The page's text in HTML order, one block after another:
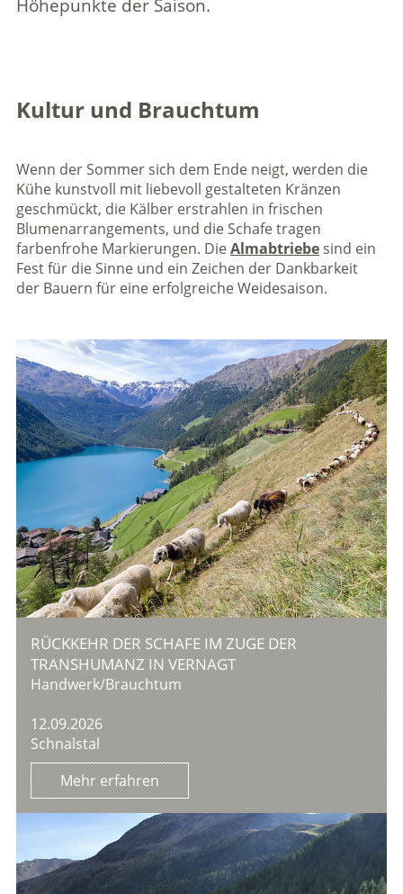
Höhepunkte der Saison.
Kultur und Brauchtum
Wenn der Sommer sich dem Ende neigt, werden die
Kühe kunstvoll mit liebevoll gestalteten Kränzen
geschmückt, die Kälber erstrahlen in frischen
Blumenarrangements, und die Schafe tragen
farbenfrohe Markierungen. DieAlmabtriebesind ein
Fest für die Sinne und ein Zeichen der Dankbarkeit
der Bauern für eine erfolgreiche Weidesaison.
RÜCKKEHR DER SCHAFE IM ZUGE DER
TRANSHUMANZ IN VERNAGT
Handwerk/Brauchtum
12.09.2026
Schnalstal
Mehr erfahren